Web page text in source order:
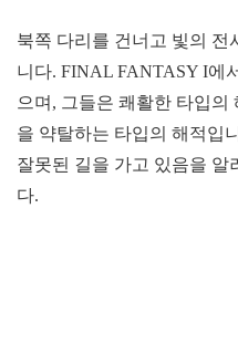
북쪽 다리를 건너고 빛의
니다. FINAL FANTASY I에
으며, 그들은 쾌활한 타입의
을 약탈하는 타입의 해적입
잘못된 길을 가고 있음을 알
다.